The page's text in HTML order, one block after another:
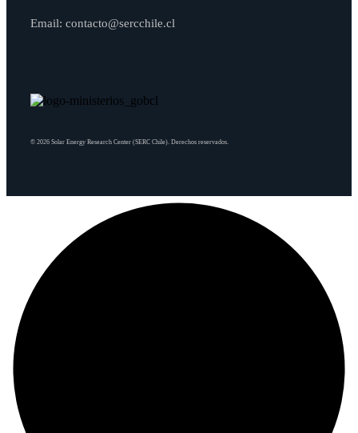
Email: contacto@sercchile.cl
© 2026 Solar Energy Research Center (SERC Chile). Derechos reservados.